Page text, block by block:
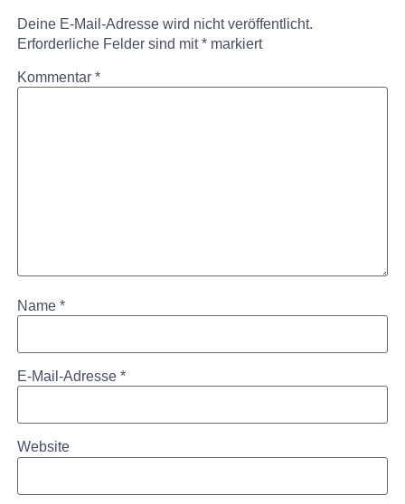
Deine E-Mail-Adresse wird nicht veröffentlicht.
Erforderliche Felder sind mit*markiert
Kommentar *
Name *
E-Mail-Adresse *
Website